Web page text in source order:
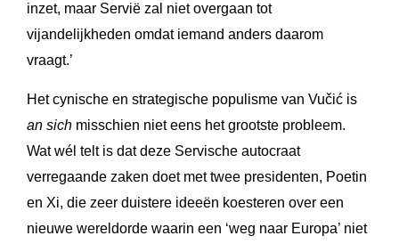
inzet, maar Servië zal niet overgaan tot
vijandelijkheden omdat iemand anders daarom
vraagt.’
Het cynische en strategische populisme van Vučić is
an sich misschien niet eens het grootste probleem.
Wat wél telt is dat deze Servische autocraat
verregaande zaken doet met twee presidenten, Poetin
en Xi, die zeer duistere ideeën koesteren over een
nieuwe wereldorde waarin een ‘weg naar Europa’ niet